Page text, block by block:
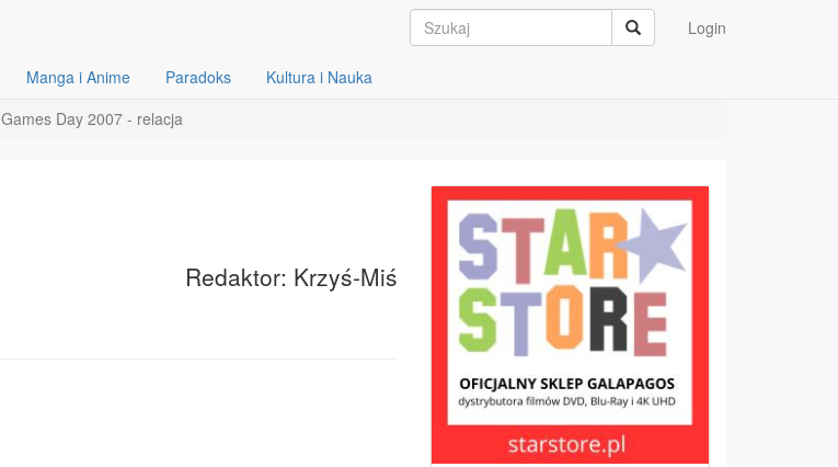
Login
Manga i Anime Paradoks
Kultura i Nauka
Games Day 2007 - relacja
Redaktor: Krzyś-Miś